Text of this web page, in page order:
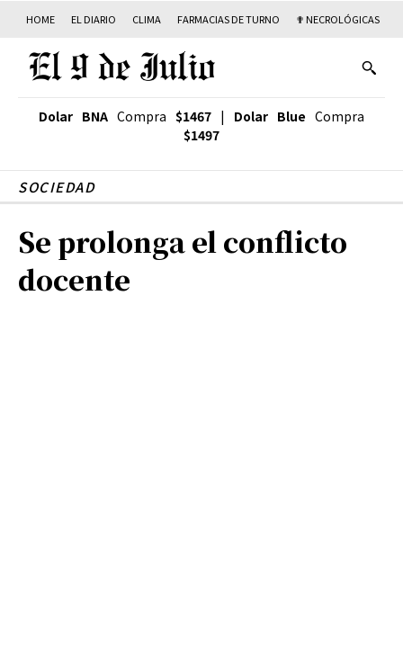
HOME EL DIARIO CLIMA FARMACIAS DE TURNO ✟ NECROLÓGICAS
Dolar BNA Compra $1467 | Dolar Blue Compra
$1497
SOCIEDAD
Se prolonga el conflicto
docente